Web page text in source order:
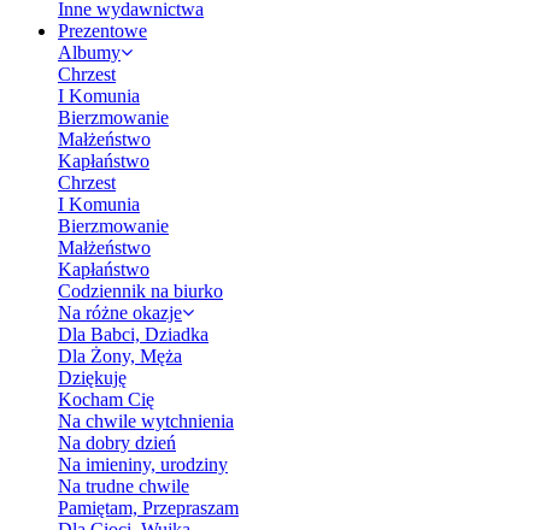
Inne wydawnictwa
Prezentowe
Albumy
Chrzest
I Komunia
Bierzmowanie
Małżeństwo
Kapłaństwo
Chrzest
I Komunia
Bierzmowanie
Małżeństwo
Kapłaństwo
Codziennik na biurko
Na różne okazje
Dla Babci, Dziadka
Dla Żony, Męża
Dziękuję
Kocham Cię
Na chwile wytchnienia
Na dobry dzień
Na imieniny, urodziny
Na trudne chwile
Pamiętam, Przepraszam